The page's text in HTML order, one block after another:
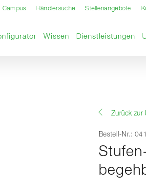
Campus Händlersuche Stellenangebote
Seite Wissen Dienstleistungen
Zurück zur
Bestell-Nr.: